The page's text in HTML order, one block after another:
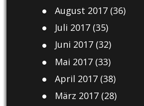
August 2017(36)
Juli 2017(35)
Juni 2017(32)
Mai 2017(33)
April 2017(38)
März 2017(28)